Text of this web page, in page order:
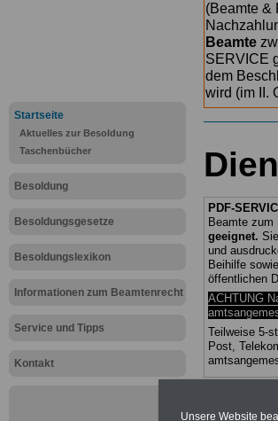
Startseite
Aktuelles zur Besoldung
Taschenbücher
Besoldung
Besoldungsgesetze
Besoldungslexikon
Informationen zum Beamtenrecht
Service und Tipps
Kontakt
(Beamte &
Beamte
SERVICE
dem
wird (im II.
PDF-
Beamte
geeignet.
und
Beihilfe sowie
öffentlichen
ACHTUNG
Teilweise 5-
Post,
Unsere Website